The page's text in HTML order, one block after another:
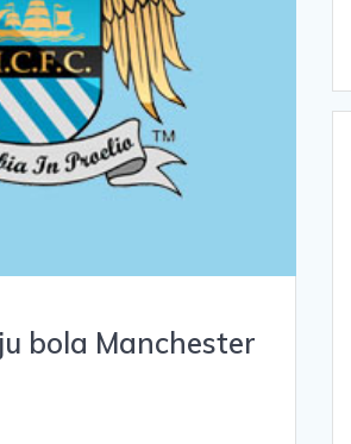
bola Manchester